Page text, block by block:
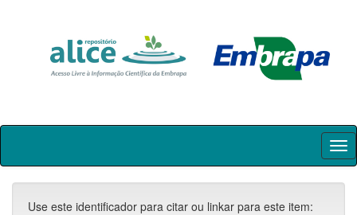
Skip
Use este identificador para citar ou linkar para este item: